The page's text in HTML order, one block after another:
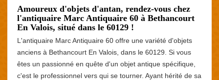
Amoureux d'objets d'antan, rendez-vous chez
l'antiquaire Marc Antiquaire 60 à Bethancourt
En Valois, situé dans le 60129 !
L'antiquaire Marc Antiquaire 60 offre une variété d'objets
anciens à Bethancourt En Valois, dans le 60129. Si vous
êtes un passionné en quête d'un objet antique spécifique,
c'est le professionnel vers qui se tourner. Ayant hérité de sa